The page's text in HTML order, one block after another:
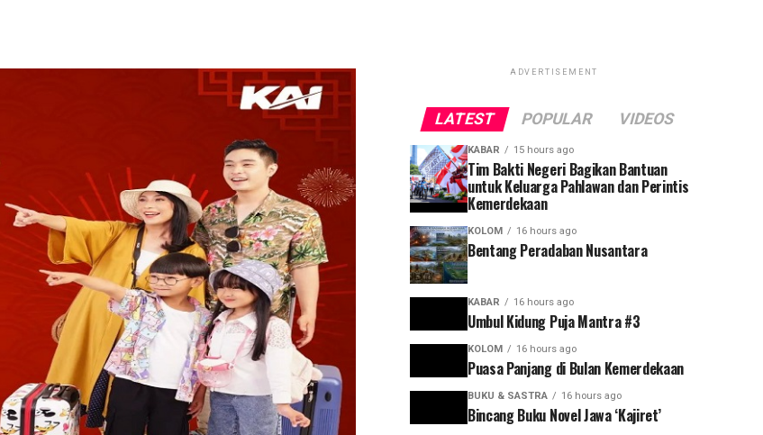
ADVERTISEMENT
LATEST POPULAR VIDEOS
KABAR 15 hours ago
Tim Bakti Negeri Bagikan Bantuan
untuk Keluarga Pahlawan dan Perintis
Kemerdekaan
KOLOM 16 hours ago
Bentang Peradaban Nusantara
KABAR 16 hours ago
Umbul Kidung Puja Mantra #3
KOLOM 16 hours ago
Puasa Panjang di Bulan Kemerdekaan
BUKU & SASTRA 16 hours ago
Bincang Buku Novel Jawa ‘Kajiret’